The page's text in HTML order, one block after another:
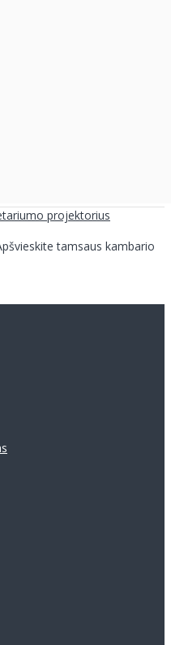
projektorius
tamsaus kambario